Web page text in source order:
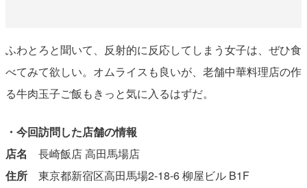
ふわとろと聞いて、反射的に反応してしまう女子は、ぜひ食
べてみて欲しい。オムライスも良いが、老舗中華料理店の作
る牛肉玉子ご飯もきっと気に入るはずだ。
・今回訪問した店舗の情報
店名 長崎飯店 高田馬場店
住所東京都新宿区高田馬場2-18-6 柳屋ビル B1F